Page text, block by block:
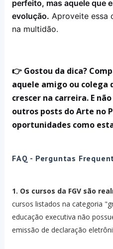
perfeito, mas aquele que
evolução. Aproveite essa
na multidão.
👉 Gostou da dica?
aquele amigo ou colega
crescer na carreira. E
outros posts do Arte no
oportunidades como
FAQ - Perguntas
1. Os cursos da FGV são
cursos listados na categoria
educação executiva não
emissão de declaração